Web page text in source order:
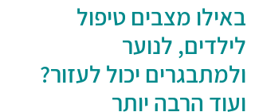
באילו מצבים טיפול
לילדים, לנוער
ולמתבגרים יכול לעזור?
ועוד הרבה יותר